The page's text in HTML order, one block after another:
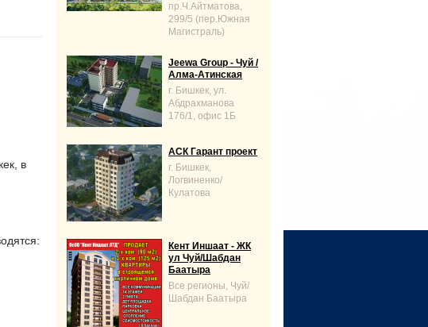
в
пр.Ч.Айтматова,
299/5 (пер.Южная
Магистраль)
Jeewa Group - Чуй /
Алма-Атинская
г. Бишкек, ул.
Абдрахманова
176/1, офис 1Б
АСК Гарант проект
г. Бишкек,
Логвиненко/
Кулатова
Кент Иншаат - ЖК
ул Чуй/Шабдан
Баатыра
Все регионы, Чуй/
Шабдан Баатыра